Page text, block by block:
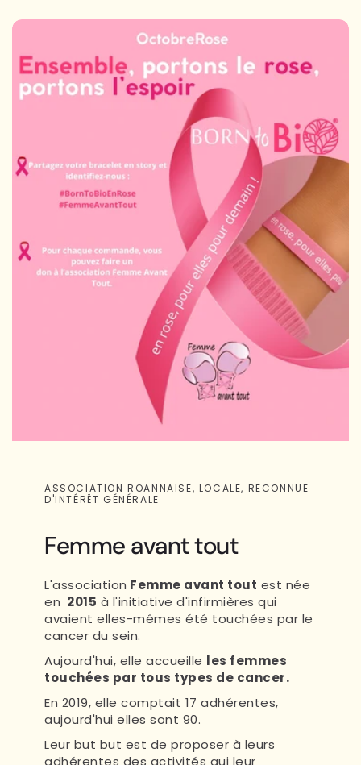
ASSOCIATION ROANNAISE, LOCALE, RECONNUE
D'INTÉRÊT GÉNÉRALE
Femme avant tout
L'association Femme avant tout est née
en 2015 à l'initiative d'infirmières qui
avaient elles-mêmes été touchées par le
cancer du sein.
Aujourd'hui, elle accueille les femmes
touchées par tous types de cancer.
En 2019, elle comptait 17 adhérentes,
aujourd'hui elles sont 90.
Leur but but est de proposer à leurs
adhérentes des activités qui leur